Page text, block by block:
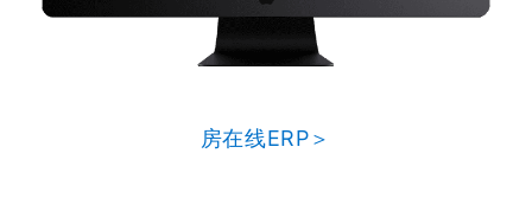
房在线ERP＞